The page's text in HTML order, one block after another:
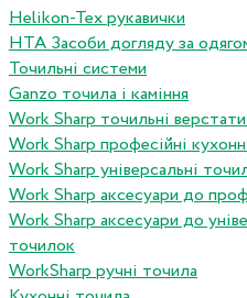
Helikon-Tex рукавички
HTA Засоби догляду за
Точильні системи
Ganzo точила і каміння
Work Sharp точильні
Work Sharp професiйнi
Work Sharp унiверсальнi
Work Sharp аксесуари до
Work Sharp аксесуари до
точилок
WorkSharp ручні точила